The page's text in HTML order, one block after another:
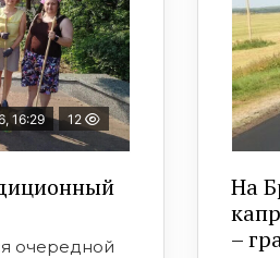
16:29 12
очередной
На
–